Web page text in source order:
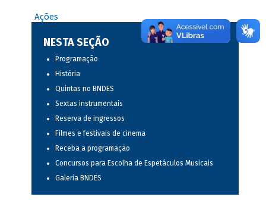
Ações
NESTA SEÇÃO
Programação
História
Quintas no BNDES
Sextas instrumentais
Reserva de ingressos
Filmes e festivais de cinema
Receba a programação
Concursos para Escolha de Espetáculos Musicais
Galeria BNDES